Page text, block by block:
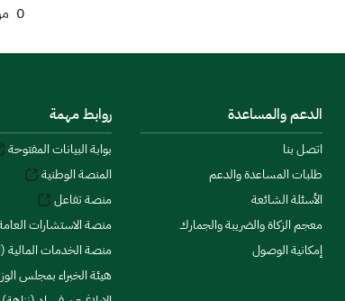
0
الدعم والمساعدة
اتصل بنا
طلبات المساعدة والدعم
الأسئلة الشائعة
معجم الزكاة والضريبة والجمارك
إمكانية الوصول
روابط مهمة
بوابة البيانات المفتوحة
المنصة الوطنية
منصة تفاعل
منصة الاستشارات
منصة الخدمات المالية
هيئة الخبراء بمجلس